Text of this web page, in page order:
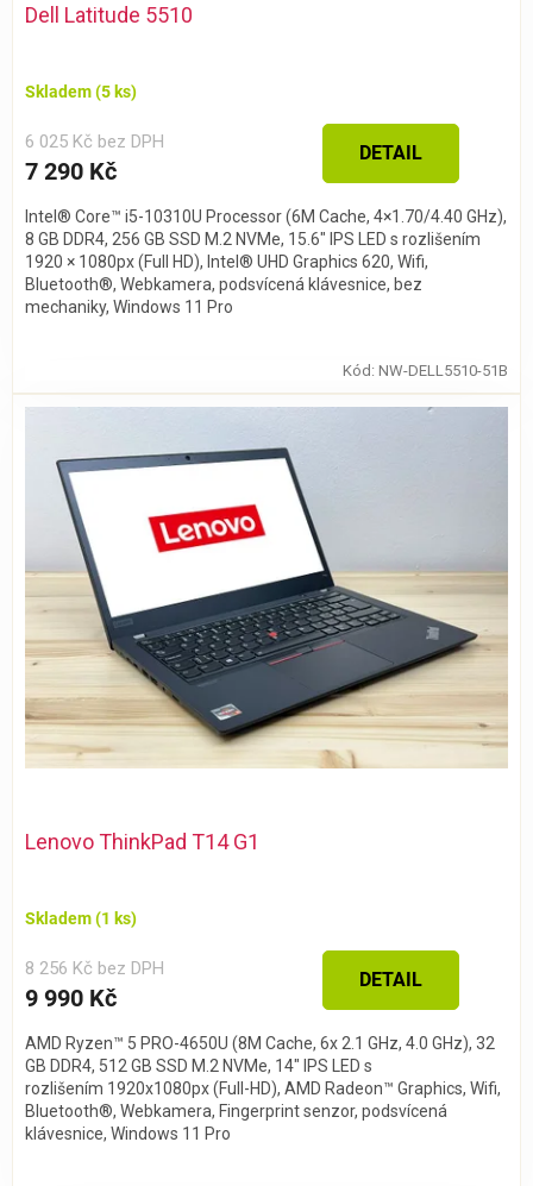
Dell Latitude 5510
Skladem(5 ks)
6 025 Kč bez DPH
7 290 Kč
DETAIL
Intel® Core™ i5-10310U Processor (6M Cache, 4×1.70/4.40 GHz),
8 GB DDR4, 256 GB SSD M.2 NVMe, 15.6″ IPS LED s rozlišením
1920 × 1080px (Full HD), Intel® UHD Graphics 620, Wifi,
Bluetooth®, Webkamera, podsvícená klávesnice, bez
mechaniky, Windows 11 Pro
Kód: NW-DELL5510-51B
Lenovo ThinkPad T14 G1
Skladem(1 ks)
8 256 Kč bez DPH
9 990 Kč
DETAIL
AMD Ryzen™ 5 PRO-4650U (8M Cache, 6x 2.1 GHz, 4.0 GHz), 32
GB DDR4, 512 GB SSD M.2 NVMe, 14" IPS LED s
rozlišením 1920x1080px (Full-HD), AMD Radeon™ Graphics, Wifi,
Bluetooth®, Webkamera, Fingerprint senzor, podsvícená
klávesnice, Windows 11 Pro